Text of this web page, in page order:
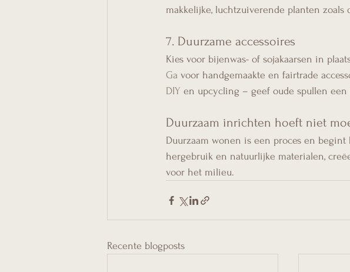
makkelijke, luchtzuiverende planten zoals
7. Duurzame accessoires
Kies voor bijenwas- of sojakaarsen in
Ga voor handgemaakte en fairtrade
DIY en upcycling – geef oude spullen
Duurzaam inrichten hoeft niet
Duurzaam wonen is een proces en
hergebruik en natuurlijke materialen,
voor het milieu.
Recente blogposts